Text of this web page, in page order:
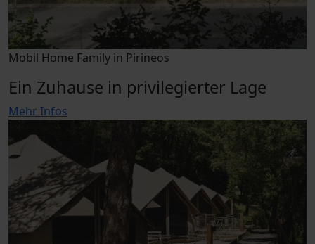
Mobil Home Family in Pirineos
Ein Zuhause in privilegierter Lage
Mehr Infos